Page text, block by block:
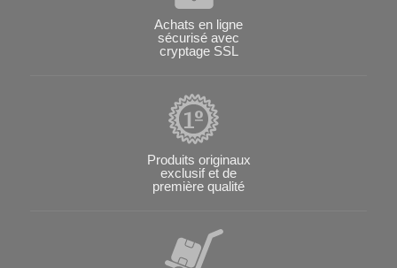
Achats en ligne
sécurisé avec
cryptage SSL
Produits originaux
exclusif et de
première qualité